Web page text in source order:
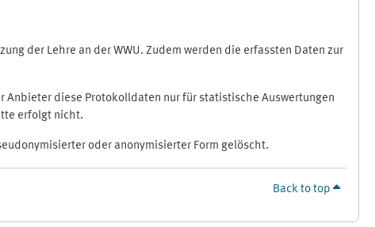
der Lehre an der WWU. Zudem werden die erfassten Daten zur
Anbieter diese Protokolldaten nur für statistische Auswertungen
erfolgt nicht.
oder anonymisierter Form gelöscht.
Back to top